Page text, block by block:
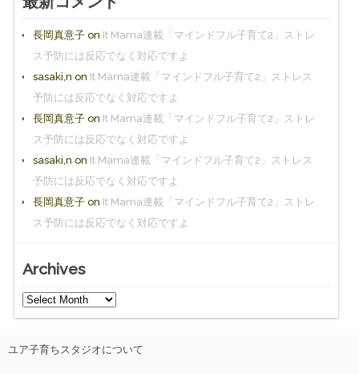
長岡真意子on It Mama連載「マインドフル子育て2」ストレ
ス予防には反応でなく対応ですよ
sasaki,n on It Mama連載「マインドフル子育て2」ストレス
予防には反応でなく対応ですよ
長岡真意子on It Mama連載「マインドフル子育て2」ストレ
ス予防には反応でなく対応ですよ
sasaki,n on It Mama連載「マインドフル子育て2」ストレス
予防には反応でなく対応ですよ
長岡真意子on It Mama連載「マインドフル子育て2」ストレ
ス予防には反応でなく対応ですよ
Archives
ユア子育ちスタジオについて